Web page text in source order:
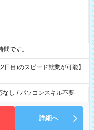
時間です。
目)のスピード就業が可能】
なし / パソコンスキル不要
詳細へ